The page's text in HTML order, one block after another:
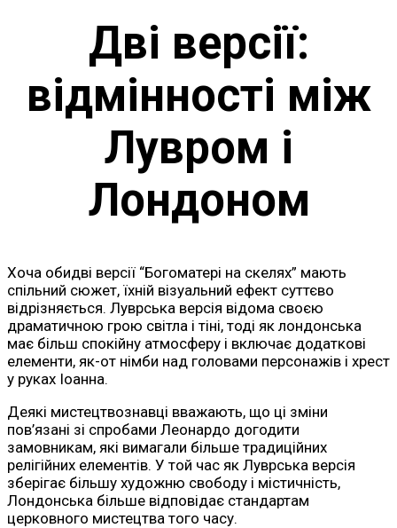
Дві версії:
відмінності між
Лувром і
Лондоном
Хоча обидві версії “Богоматері на скелях” мають
спільний сюжет, їхній візуальний ефект суттєво
відрізняється. Луврська версія відома своєю
драматичною грою світла і тіні, тоді як лондонська
має більш спокійну атмосферу і включає додаткові
елементи, як-от німби над головами персонажів і хрест
у руках Іоанна.
Деякі мистецтвознавці вважають, що ці зміни
пов’язані зі спробами Леонардо догодити
замовникам, які вимагали більше традиційних
релігійних елементів. У той час як Луврська версія
зберігає більшу художню свободу і містичність,
Лондонська більше відповідає стандартам
церковного мистецтва того часу.